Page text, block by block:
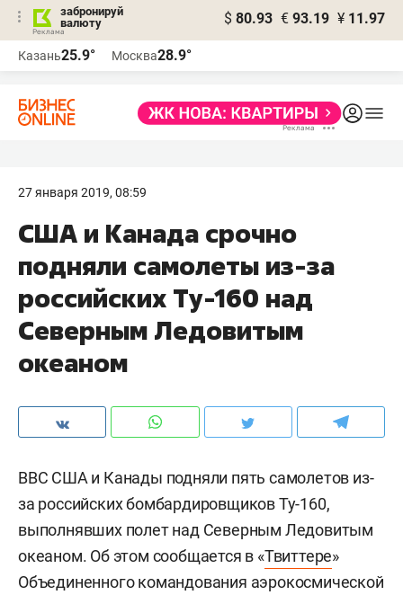
забронируй
валюту
$ 80.93 € 93.19 ¥ 11.97
Казань25.9° Москва28.9°
27 января 2019, 08:59
США и Канада срочно
подняли самолеты из-за
российских Ту-160 над
Северным Ледовитым
океаном
ВВС США и Канады подняли пять самолетов из-
за российских бомбардировщиков Ту-160,
выполнявших полет над Северным Ледовитым
океаном. Об этом сообщается в «Твиттере»
Объединенного командования аэрокосмической